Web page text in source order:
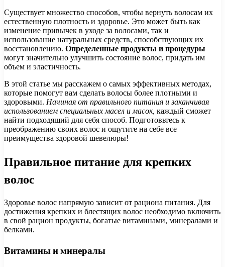
Существует множество способов, чтобы вернуть волосам их
естественную плотность и здоровье. Это может быть как
изменение привычек в уходе за волосами, так и
использование натуральных средств, способствующих их
восстановлению. Определенные продукты и процедуры
могут значительно улучшить состояние волос, придать им
объем и эластичность.
В этой статье мы расскажем о самых эффективных методах,
которые помогут вам сделать волосы более плотными и
здоровыми. Начиная от правильного питания и заканчивая
использованием специальных масел и масок, каждый сможет
найти подходящий для себя способ. Подготовьтесь к
преображению своих волос и ощутите на себе все
преимущества здоровой шевелюры!
Правильное питание для крепких
волос
Здоровье волос напрямую зависит от рациона питания. Для
достижения крепких и блестящих волос необходимо включить
в свой рацион продукты, богатые витаминами, минералами и
белками.
Витамины и минералы